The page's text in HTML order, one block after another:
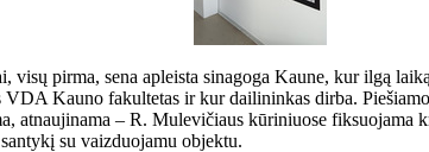
visų pirma, sena apleista sinagoga Kaune, kur ilgą
Kauno fakultetas ir kur dailininkas dirba.
atnaujinama – R. Mulevičiaus kūriniuose fiksuojama
su vaizduojamu objektu.